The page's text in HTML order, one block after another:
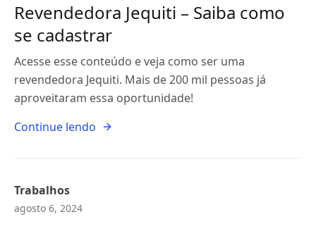
Revendedora Jequiti – Saiba como
se cadastrar
Acesse esse conteúdo e veja como ser uma
revendedora Jequiti. Mais de 200 mil pessoas já
aproveitaram essa oportunidade!
Continue lendo
Trabalhos
agosto 6, 2024